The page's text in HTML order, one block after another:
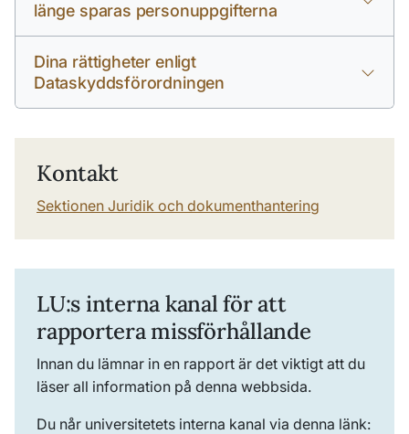
länge sparas personuppgifterna
Dina rättigheter enligt
Dataskyddsförordningen
Kontakt
Sektionen Juridik och dokumenthantering
LU:s interna kanal för att
rapportera missförhållande
Innan du lämnar in en rapport är det viktigt att du
läser all information på denna webbsida.
Du når universitetets interna kanal via denna länk: